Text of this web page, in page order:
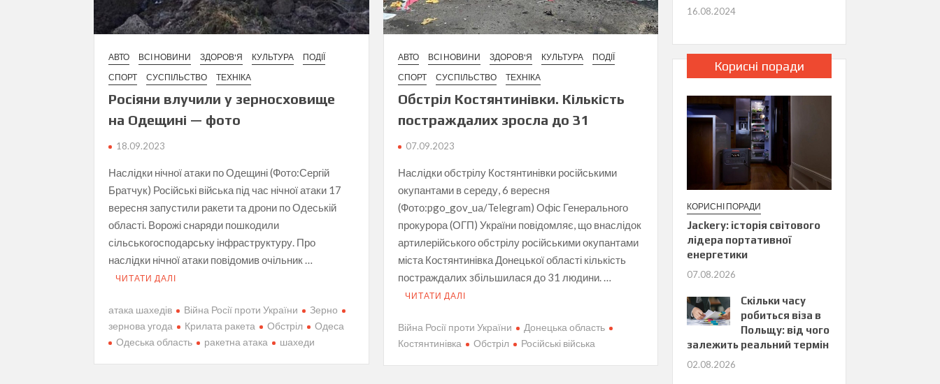
АВТО ВСІ НОВИНИ ЗДОРОВ'Я КУЛЬТУРА
ПОДІЇ
СПОРТ
СУСПІЛЬСТВО ТЕХНІКА
Росіяни влучили у зерносховище
на Одещині — фото
18.09.2023
Наслідки нічної атаки по Одещині (Фото:Сергій
Братчук) Російські війська під час нічної атаки 17
вересня запустили ракети та дрони по Одеській
області. Ворожі снаряди пошкодили
сільськогосподарську інфраструктуру. Про
наслідки нічної атаки повідомив очільник …
ЧИТАТИ ДАЛІ
атака шахедів Війна Росії проти України
Зерно
зернова угода
Крилата ракета Обстріл
Одеса
Одеська область
ракетна атака шахеди
АВТО ВСІ НОВИНИ ЗДОРОВ'Я КУЛЬТУРА
ПОДІЇ
СПОРТ
СУСПІЛЬСТВО ТЕХНІКА
Обстріл Костянтинівки. Кількість
постраждалих зросла до 31
07.09.2023
Наслідки обстрілу Костянтинівки російськими
окупантами в середу, 6 вересня
(Фото:pgo_gov_ua/Telegram) Офіс Генерального
прокурора (ОГП) України повідомляє, що внаслідок
артилерійського обстрілу російськими окупантами
міста Костянтинівка Донецької області кількість
постраждалих збільшилася до 31 людини. …
ЧИТАТИ ДАЛІ
Війна Росії проти України
Донецька область
Костянтинівка
Обстріл Роcійські війська
16.08.2024
Корисні поради
КОРИСНІ ПОРАДИ
Jackery: історія світового
лідера портативної
енергетики
07.08.2026
Скільки часу
робиться віза в
Польщу: від чого
залежить реальний термін
02.08.2026